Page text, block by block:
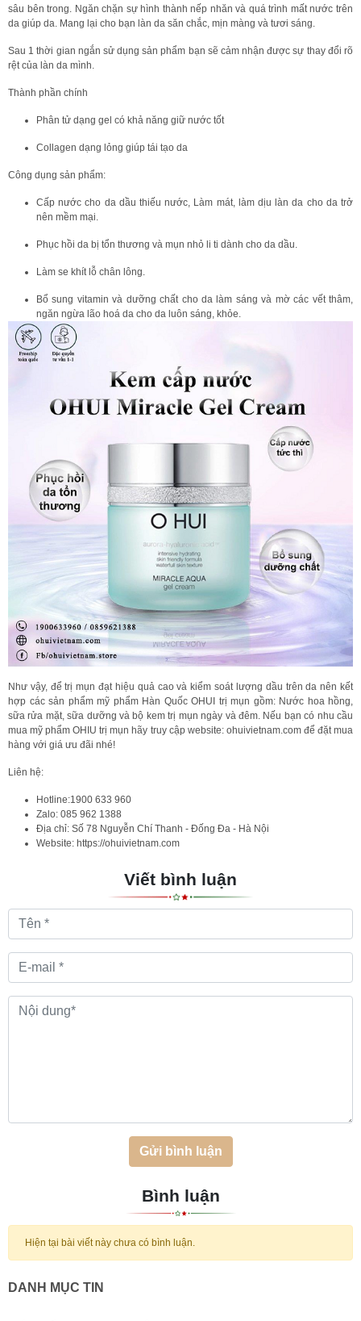
sâu bên trong. Ngăn chặn sự hình thành nếp nhăn và quá trình mất nước trên
da giúp da. Mang lại cho bạn làn da săn chắc, mịn màng và tươi sáng.
Sau 1 thời gian ngắn sử dụng sản phẩm bạn sẽ cảm nhận được sự thay đổi rõ
rệt của làn da mình.
Thành phần chính
Phân tử dạng gel có khả năng giữ nước tốt
Collagen dạng lỏng giúp tái tạo da
Công dụng sản phẩm:
Cấp nước cho da dầu thiếu nước, Làm mát, làm dịu làn da cho da trở
nên mềm mại.
Phục hồi da bị tổn thương và mụn nhỏ li ti dành cho da dầu.
Làm se khít lỗ chân lông.
Bổ sung vitamin và dưỡng chất cho da làm sáng và mờ các vết thâm,
ngăn ngừa lão hoá da cho da luôn sáng, khỏe.
Như vậy, để trị mụn đạt hiệu quả cao và kiểm soát lượng dầu trên da nên kết
hợp các sản phẩm mỹ phẩm Hàn Quốc OHUI trị mụn gồm: Nước hoa hồng,
sữa rửa mặt, sữa dưỡng và bộ kem trị mụn ngày và đêm. Nếu bạn có nhu cầu
mua mỹ phẩm OHIU trị mụn hãy truy cập website: ohuivietnam.com để đặt mua
hàng với giá ưu đãi nhé!
Liên hệ:
Hotline:1900 633 960
Zalo: 085 962 1388
Địa chỉ: Số 78 Nguyễn Chí Thanh - Đống Đa - Hà Nội
Website: https://ohuivietnam.com
Viết bình luận
Gửi bình luận
Bình luận
Hiện tại bài viết này chưa có bình luận.
DANH MỤC TIN